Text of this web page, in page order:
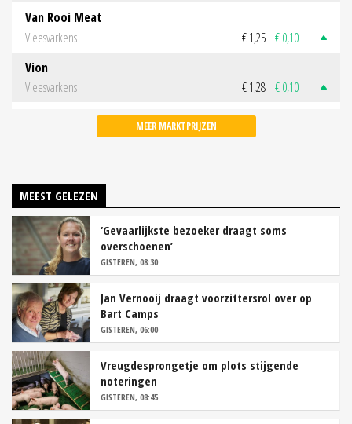
Van Rooi Meat
Vleesvarkens
€ 1,25 € 0,10
Vion
Vleesvarkens
€ 1,28 € 0,10
MEER MARKTPRIJZEN
MEEST GELEZEN
‘Gevaarlijkste bezoeker draagt soms
overschoenen’
GISTEREN, 08:30
Jan Vernooij draagt voorzittersrol over op
Bart Camps
GISTEREN, 06:00
Vreugdesprongetje om plots stijgende
noteringen
GISTEREN, 08:45